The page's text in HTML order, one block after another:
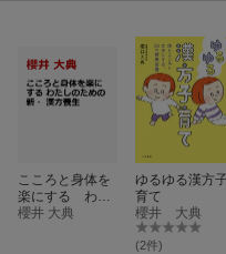
こころと身体を
楽にする わた
しのための新・
櫻井 大典
ゆるゆる漢方
育て
櫻井 大典
(2件)